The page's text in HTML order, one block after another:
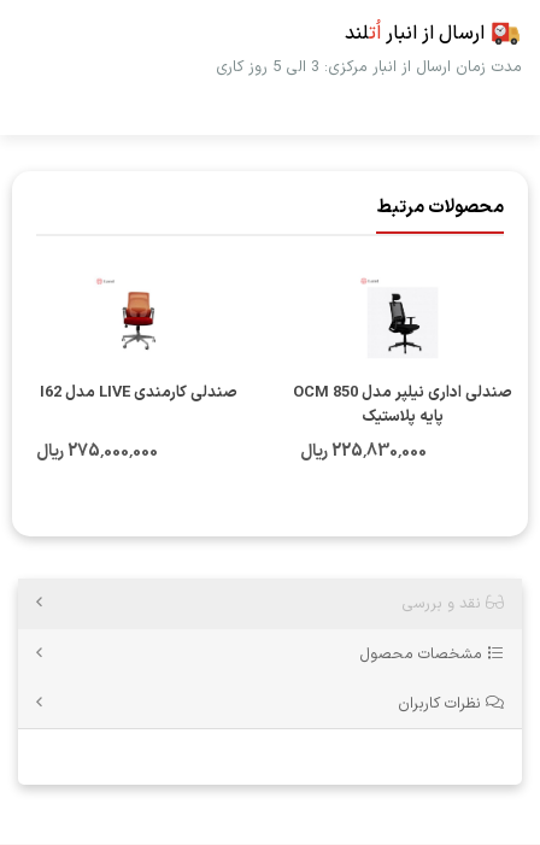
ارسال از انباراُتلند
مدت زمان ارسال از انبار مرکزی: 3 الی 5 روز کاری
محصولات مرتبط
صندلی اداری نیلپر مدل OCM 850
پایه پلاستیک
225٬830٬000 ریال
صندلی کارمندی LIVE مدل I62
275٬000٬000 ریال
نقد و بررسی
مشخصات محصول
نظرات کاربران